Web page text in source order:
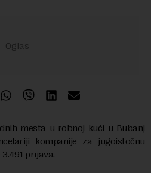
mesta u robnoj kući u Bubanj
kompanije za jugoistočnu
prijava.